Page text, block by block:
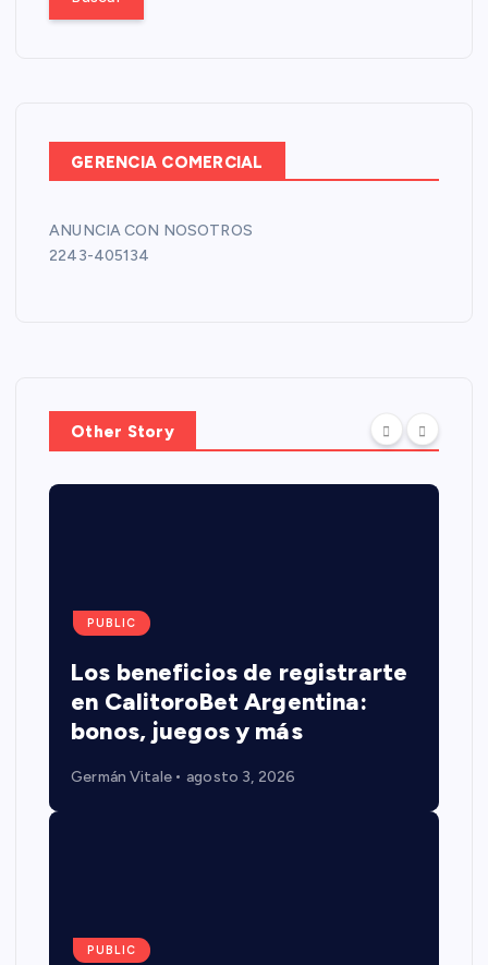
GERENCIA COMERCIAL
ANUNCIA CON NOSOTROS
2243-405134
Other Story
PUBLIC
Los beneficios de registrarte
en CalitoroBet Argentina:
bonos, juegos y más
Germán Vitale agosto 3, 2026
PUBLIC